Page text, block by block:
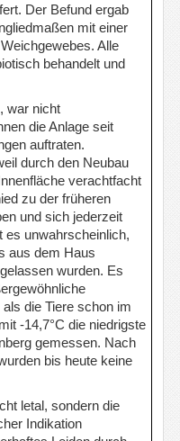
Der Befund ergab
mit einer
Alle
behandelt und
war nicht
die Anlage seit
auftraten.
durch den Neubau
verachtfacht
zu der früheren
und sich jederzeit
es unwahrscheinlich,
aus dem Haus
wurden. Es
die Tiere schon im
-14,7°C die niedrigste
gemessen. Nach
bis heute keine
letal, sondern die
Indikation